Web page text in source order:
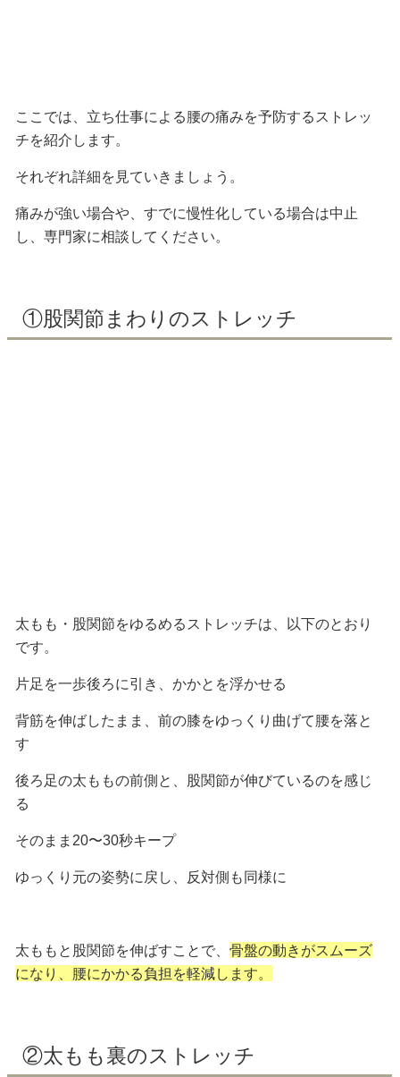
ここでは、立ち仕事による腰の痛みを予防するストレッ
チを紹介します。
それぞれ詳細を見ていきましょう。
痛みが強い場合や、 すでに慢性化している場合は中止
し、専門家に相談してください。
①股関節まわりのストレッチ
太もも・股関節をゆるめるストレッチは、以下のとおり
です。
片足を一歩後ろに引き、かかとを浮かせる
背筋を伸ばしたまま、前の膝をゆっくり曲げて腰を落と
す
後ろ足の太ももの前側と、股関節が伸びているのを感じ
る
そのまま20〜30秒キープ
ゆっくり元の姿勢に戻し、反対側も同様に
太ももと股関節を伸ばすことで、 骨盤の動きがスムーズ
になり、腰にかかる負担を軽減します。
②太もも裏のストレッチ